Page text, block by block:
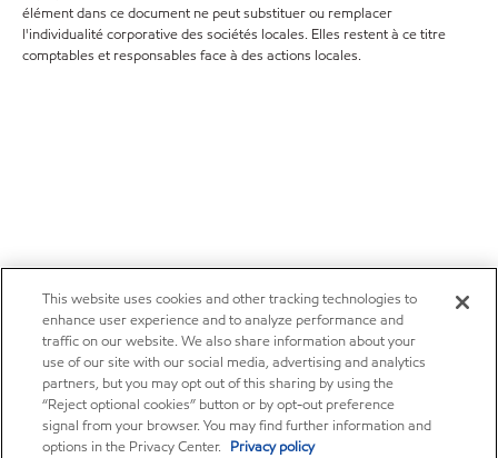
élément dans ce document ne peut substituer ou remplacer
l'individualité corporative des sociétés locales. Elles restent à ce titre
comptables et responsables face à des actions locales.
This website uses cookies and other tracking technologies to
enhance user experience and to analyze performance and
traffic on our website. We also share information about your
use of our site with our social media, advertising and analytics
partners, but you may opt out of this sharing by using the
“Reject optional cookies” button or by opt-out preference
signal from your browser. You may find further information and
options in the Privacy Center. Privacy policy